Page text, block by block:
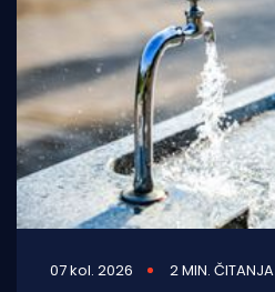
07 kol. 2026 2 MIN. ČITANJA